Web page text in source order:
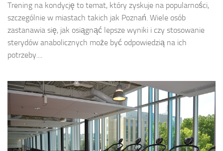
Trening na kondycję to temat, który zyskuje na popularności,
szczególnie w miastach takich jak Poznań. Wiele osób
zastanawia się, jak osiągnąć lepsze wyniki i czy stosowanie
sterydów anabolicznych może być odpowiedzią na ich
potrzeby....